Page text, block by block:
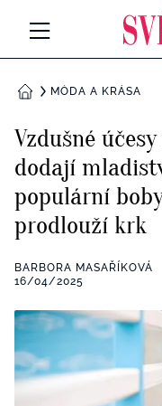
Všechny kategorie
Rozhovory
RETROHUBKY
PSYCHOLOGIE
Seberozvoj
ZDRAVÍ
Životní styl
ZÁBAVA
Testy a kvízy
BYDLENÍ
Všechny kategorie
DOMŮMÓDA A KRÁSA
Vzdušné
dodají
populární
prodlouží krk
BARBORA MASAŘÍKOVÁ
16/04/2025